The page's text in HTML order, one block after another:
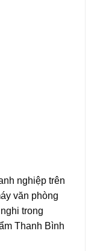
nghiệp trên
văn phòng
trong
Thanh Bình